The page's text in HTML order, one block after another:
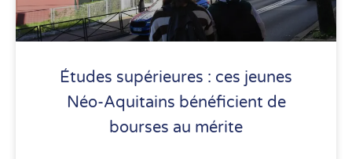
Études supérieures : ces jeunes
Néo-Aquitains bénéficient de
bourses au mérite